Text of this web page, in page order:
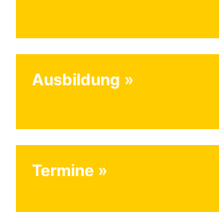
Ausbildung
Termine